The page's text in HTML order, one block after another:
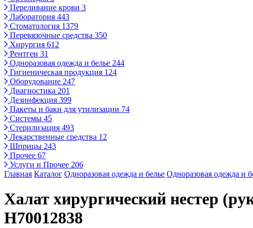
Переливание крови 3
Лаборатория 443
Стоматология 1379
Перевязочные средства 350
Хирургия 612
Рентген 31
Одноразовая одежда и белье 244
Гигиеническая продукция 124
Оборудование 247
Диагностика 201
Дезинфекция 399
Пакеты и баки для утилизации 74
Системы 45
Стерилизация 493
Лекарственные средства 12
Шприцы 243
Прочее 67
Услуги и Прочее 206
Главная Каталог Одноразовая одежда и белье Одноразовая одежда и
Халат хирургический нестер
Н70012838